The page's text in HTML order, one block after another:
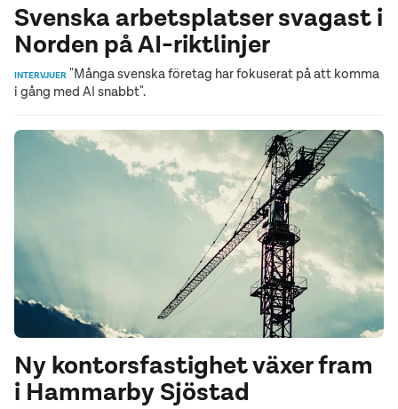
Svenska arbetsplatser svagast i
Norden på AI-riktlinjer
INTERVJUER "Många svenska företag har fokuserat på att komma
i gång med AI snabbt".
Ny kontorsfastighet växer fram
i Hammarby Sjöstad